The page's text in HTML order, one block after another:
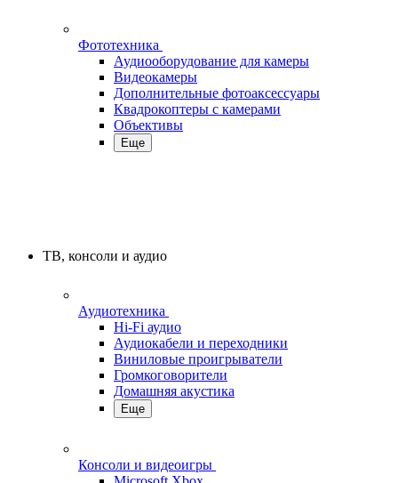
Фототехника
Аудиооборудование для камеры
Видеокамеры
Дополнительные фотоаксессуары
Квадрокоптеры с камерами
Объективы
Еще
ТВ, консоли и аудио
Аудиотехника
Hi-Fi аудио
Аудиокабели и переходники
Виниловые проигрыватели
Громкоговорители
Домашняя акустика
Еще
Консоли и видеоигры